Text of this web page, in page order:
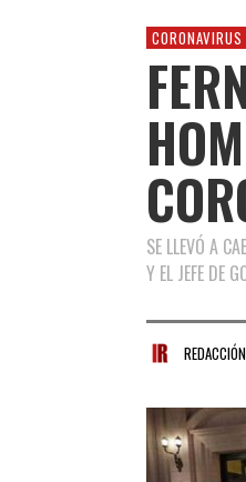
CORONAVIRUS
SE LLEVÓ A
Y EL JEFE DE